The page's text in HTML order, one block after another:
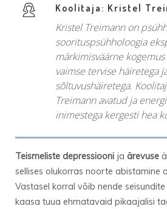
Koolitaja: Kristel
Kristel Treimann on
soorituspsühholoogia
märkimisväärne
vaimse tervise häiretega
sõltuvushäiretega.
Treimann avatud ja
inimestega kergesti hea
Teismeliste depressiooni ja ärevuse
sellises olukorras noorte abistamine
Vastasel korral võib nende
kaasa tuua ehmatavaid pikaajalisi